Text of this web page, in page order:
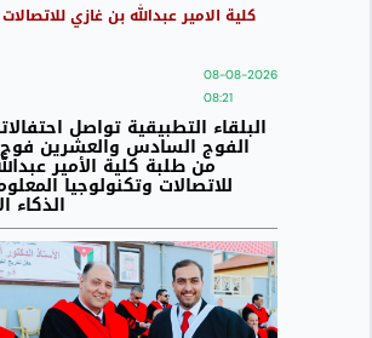
كلية الامير عبدالله بن غازي
08-08-2026
08:21
البلقاء التطبيقية تواصل
الفوج السادس والعشرين
من طلبة كلية الأمير
للاتصالات وتكنولوجيا
الذكاء